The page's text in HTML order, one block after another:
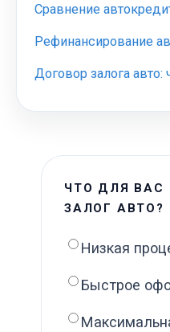
Сравнение
Рефинансирование
Договор залога авто:
ЧТО ДЛЯ ВАС
ЗАЛОГ АВТО?
Низкая
Быстрое